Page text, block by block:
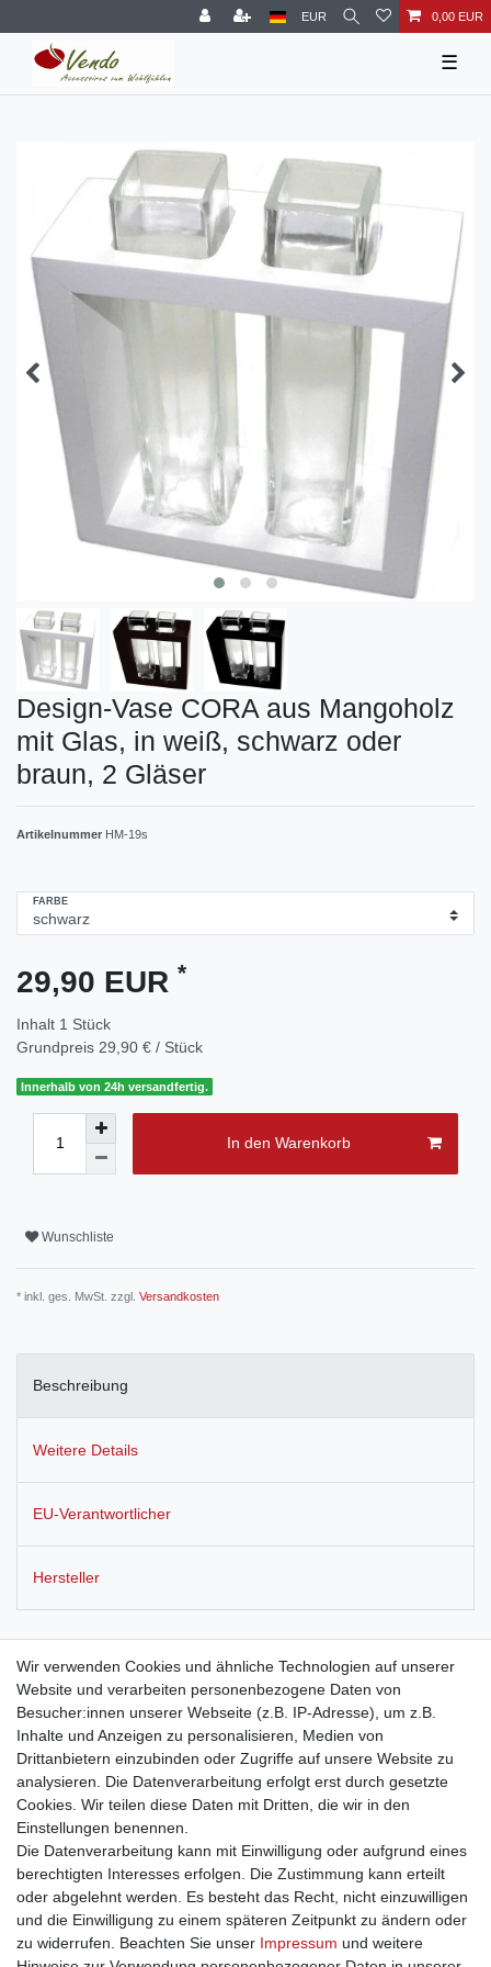
EUR 0,00 EUR
☰
Design-Vase CORA aus Mangoholz
mit Glas, in weiß, schwarz oder
braun, 2 Gläser
Artikelnummer HM-19s
FARBE
29,90 EUR *
Inhalt 1 Stück
Grundpreis 29,90 € / Stück
Innerhalb von 24h versandfertig.
In den Warenkorb
Wunschliste
* inkl. ges. MwSt. zzgl. Versandkosten
Beschreibung
Weitere Details
EU-Verantwortlicher
Hersteller
Blumenvase aus Glas und Holz, in weiß, schwarz oder braun
erhältlich, Höhe ca. 19 cm, 2 Gläser
Die Vase Cora bietet jedem kleinen Strauß, einzelnen Blumen
oder Gräsern einen schönen Platz. Sie ist in den Farben weiß,
braun oder schwarz erhältlich.
Impressum Daten­schutz­erklärung AGB
Wir verwenden Cookies und ähnliche Technologien auf unserer
Website und verarbeiten personenbezogene Daten von
Besucher:innen unserer Webseite (z.B. IP-Adresse), um z.B.
Inhalte und Anzeigen zu personalisieren, Medien von
Drittanbietern einzubinden oder Zugriffe auf unsere Website zu
analysieren. Die Datenverarbeitung erfolgt erst durch gesetzte
Cookies. Wir teilen diese Daten mit Dritten, die wir in den
Einstellungen benennen.
Die Datenverarbeitung kann mit Einwilligung oder aufgrund eines
berechtigten Interesses erfolgen. Die Zustimmung kann erteilt
oder abgelehnt werden. Es besteht das Recht, nicht einzuwilligen
und die Einwilligung zu einem späteren Zeitpunkt zu ändern oder
zu widerrufen. Beachten Sie unser Impressum und weitere